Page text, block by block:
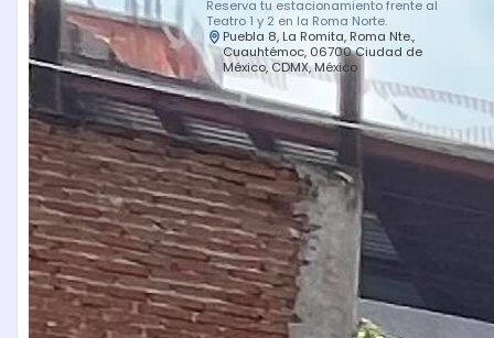
Reserva tu estacionamiento frente al
Teatro 1 y 2 en la Roma Norte.
Puebla 8, La Romita, Roma Nte.,
Cuauhtémoc, 06700 Ciudad de
México, CDMX, México